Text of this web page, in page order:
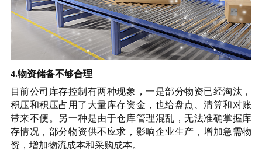
4.物资储备不够合理
目前公司库存控制有两种现象，一是部分物资已经淘汰，
积压和积压占用了大量库存资金，也给盘点、清算和对账
带来不便。另一种是由于仓库管理混乱，无法准确掌握库
存情况，部分物资供不应求，影响企业生产，增加急需物
资，增加物流成本和采购成本。